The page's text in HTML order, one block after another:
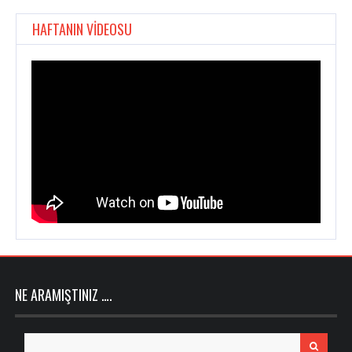
HAFTANIN VİDEOSU
NE ARAMIŞTINIZ ….